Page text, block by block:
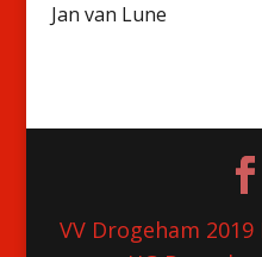
Jan van Lune
VV Drogeham